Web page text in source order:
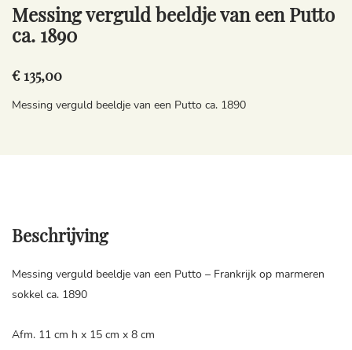
Messing verguld beeldje van een Putto
ca. 1890
€ 135,00
Messing verguld beeldje van een Putto ca. 1890
Beschrijving
Messing verguld beeldje van een Putto – Frankrijk op marmeren
sokkel ca. 1890
Afm. 11 cm h x 15 cm x 8 cm